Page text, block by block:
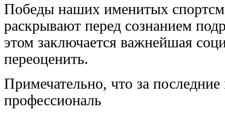
Победы наших именитых
раскрывают перед сознанием
этом заключается важнейшая
переоценить.
Примечательно, что за
профессиональ